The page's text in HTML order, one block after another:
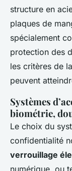
structure en
plaques de
spécialement
protection des
les critères de
peuvent
Systèmes
biométrie,
Le choix du
confidentialité
verrouillage